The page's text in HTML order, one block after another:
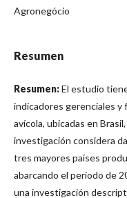
Agronegócio
Resumen
Resumen:El estudio
indicadores gerenciales y
avícola, ubicadas en
investigación considera
tres mayores países
abarcando el período de
una investigación